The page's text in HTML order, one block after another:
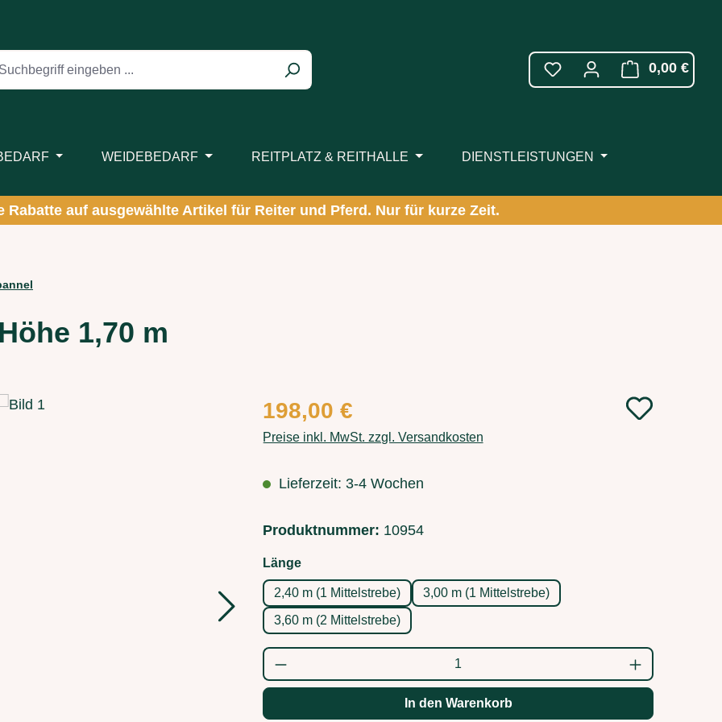
0,00 €
WEIDEBEDARF REITPLATZ & REITHALLE DIENSTLEISTUNGEN
Rabatte auf ausgewählte Artikel für Reiter und Pferd. Nur für kurze Zeit.
1,70 m
Regulärer Preis:
198,00 €
Preise inkl. MwSt. zzgl. Versandkosten
Lieferzeit: 3-4 Wochen
Produktnummer: 10954
Längeauswählen
2,40 m (1 Mittelstrebe)
3,00 m (1 Mittelstrebe)
3,60 m (2 Mittelstrebe)
Produkt Anzahl: Gib den gewünschten Wert ein
In den Warenkorb